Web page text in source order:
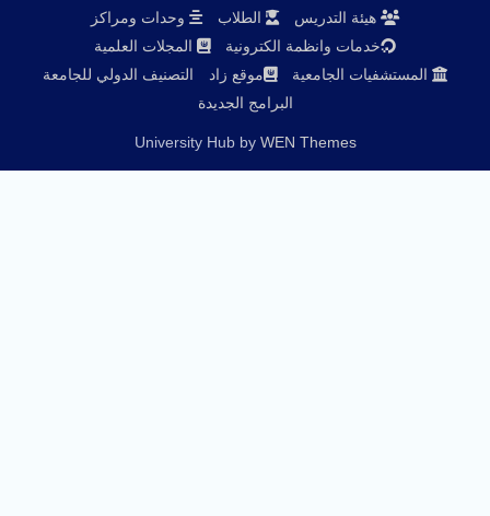
هيئة التدريس
الطلاب
وحدات ومراكز
خدمات وانظمة الكترونية
المجلات العلمية
المستشفيات الجامعية
موقع زاد
التصنيف الدولي للجامعة
البرامج الجديدة
University Hub by WEN Themes